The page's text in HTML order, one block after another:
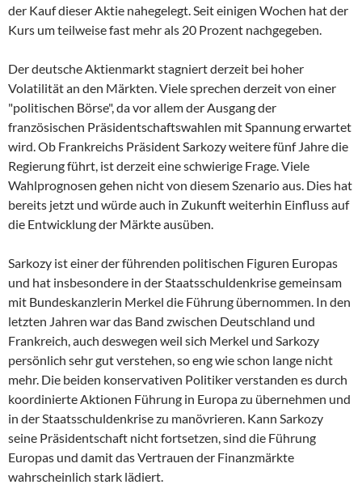
der Kauf dieser Aktie nahegelegt. Seit einigen Wochen hat der
Kurs um teilweise fast mehr als 20 Prozent nachgegeben.
Der deutsche Aktienmarkt stagniert derzeit bei hoher
Volatilität an den Märkten. Viele sprechen derzeit von einer
"politischen Börse", da vor allem der Ausgang der
französischen Präsidentschaftswahlen mit Spannung erwartet
wird. Ob Frankreichs Präsident Sarkozy weitere fünf Jahre die
Regierung führt, ist derzeit eine schwierige Frage. Viele
Wahlprognosen gehen nicht von diesem Szenario aus. Dies hat
bereits jetzt und würde auch in Zukunft weiterhin Einfluss auf
die Entwicklung der Märkte ausüben.
Sarkozy ist einer der führenden politischen Figuren Europas
und hat insbesondere in der Staatsschuldenkrise gemeinsam
mit Bundeskanzlerin Merkel die Führung übernommen. In den
letzten Jahren war das Band zwischen Deutschland und
Frankreich, auch deswegen weil sich Merkel und Sarkozy
persönlich sehr gut verstehen, so eng wie schon lange nicht
mehr. Die beiden konservativen Politiker verstanden es durch
koordinierte Aktionen Führung in Europa zu übernehmen und
in der Staatsschuldenkrise zu manövrieren. Kann Sarkozy
seine Präsidentschaft nicht fortsetzen, sind die Führung
Europas und damit das Vertrauen der Finanzmärkte
wahrscheinlich stark lädiert.